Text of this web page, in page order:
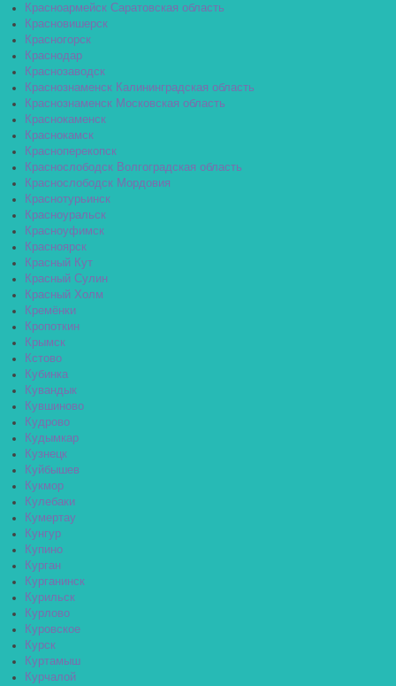
Красноармейск Саратовская область
Красновишерск
Красногорск
Краснодар
Краснозаводск
Краснознаменск Калининградская область
Краснознаменск Московская область
Краснокаменск
Краснокамск
Красноперекопск
Краснослободск Волгоградская область
Краснослободск Мордовия
Краснотурьинск
Красноуральск
Красноуфимск
Красноярск
Красный Кут
Красный Сулин
Красный Холм
Кремёнки
Кропоткин
Крымск
Кстово
Кубинка
Кувандык
Кувшиново
Кудрово
Кудымкар
Кузнецк
Куйбышев
Кукмор
Кулебаки
Кумертау
Кунгур
Купино
Курган
Курганинск
Курильск
Курлово
Куровское
Курск
Куртамыш
Курчалой